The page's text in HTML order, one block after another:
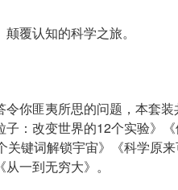
覆认知的科学之旅。
令你匪夷所思的问题，本套
子：改变世界的12个实验》
关键词解锁宇宙》《科学原
一到无穷大》。